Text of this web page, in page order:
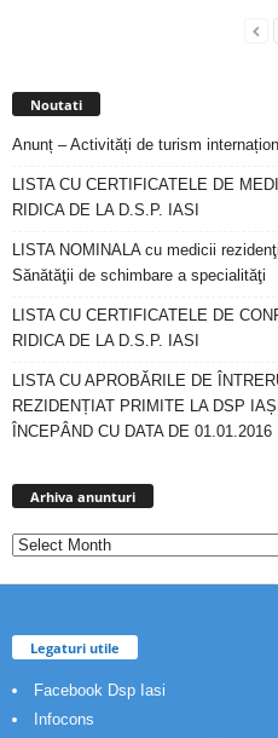
Noutati
Anunț – Activități de turism
LISTA CU CERTIFICATELE DE
RIDICA DE LA D.S.P. IASI
LISTA NOMINALA cu medicii
Sănătăţii de schimbare a specialităţi
LISTA CU CERTIFICATELE DE
RIDICA DE LA D.S.P. IASI
LISTA CU APROBĂRILE DE
REZIDENȚIAT PRIMITE LA DSP
ÎNCEPÂND CU DATA DE 01.01.2016
Arhiva anunturi
Legaturi utile
Facebook Dsp Iasi
Infocons